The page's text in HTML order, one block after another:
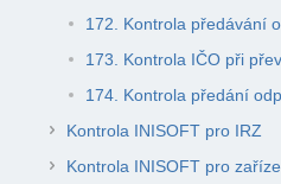
172. Kontrola předávání
173. Kontrola IČO při
174. Kontrola předání
Kontrola INISOFT pro IRZ
Kontrola INISOFT pro